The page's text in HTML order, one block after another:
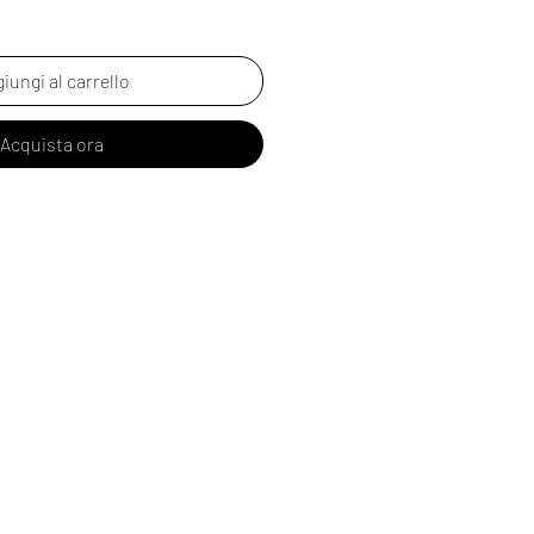
al carrello
Acquista ora